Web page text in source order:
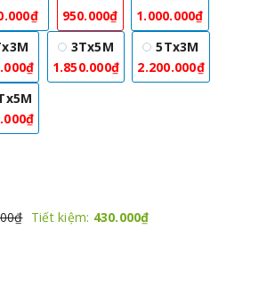
950.000₫
1.000.000₫
3Tx5M
1.850.000₫
5Tx3M
2.200.000₫
Tiết kiệm: 430.000₫